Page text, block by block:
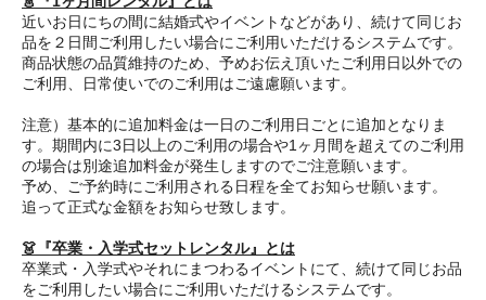
近いお日にちの間に結婚式やイベントなどがあり、続けて同じお
品を２日間ご利用したい場合にご利用いただけるシステムです。
商品状態の品質維持のため、予めお伝え頂いたご利用日以外での
ご利用、日常使いでのご利用はご遠慮願います。
注意）基本的に追加料金は一日のご利用日ごとに追加となりま
す。期間内に3日以上のご利用の場合や1ヶ月間を超えてのご利用
の場合は別途追加料金が発生しますのでご注意願います。
予め、ご予約時にご利用される日程を全てお知らせ願います。
追って正式な金額をお知らせ致します。
👗『卒業・入学式セットレンタル』とは
卒業式・入学式やそれにまつわるイベントにて、続けて同じお品
をご利用したい場合にご利用いただけるシステムです。